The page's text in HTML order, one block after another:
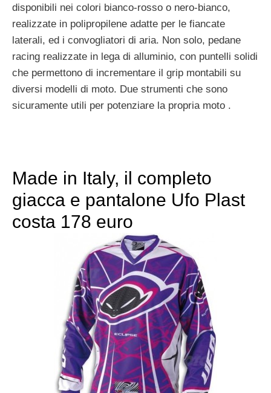
disponibili nei colori bianco-rosso o nero-bianco,
realizzate in polipropilene adatte per le fiancate
laterali, ed i convogliatori di aria. Non solo, pedane
racing realizzate in lega di alluminio, con puntelli solidi
che permettono di incrementare il grip montabili su
diversi modelli di moto. Due strumenti che sono
sicuramente utili per potenziare la propria moto .
Made in Italy, il completo
giacca e pantalone Ufo Plast
costa 178 euro